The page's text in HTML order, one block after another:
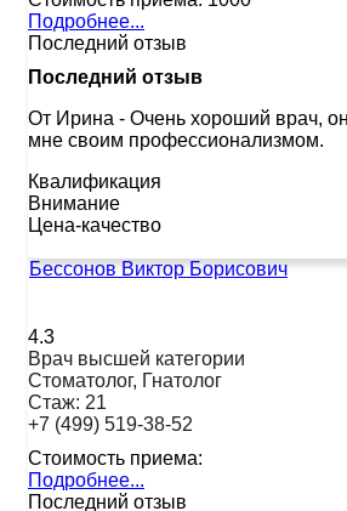
Подробнее...
Последний отзыв
Последний отзыв
От Ирина - Очень хороший врач,
мне своим профессионализмом.
Квалификация
Внимание
Цена-качество
Бессонов Виктор Борисович
4.3
Врач высшей категории
Стоматолог, Гнатолог
Стаж: 21
+7 (499) 519-38-52
Стоимость приема:
Подробнее...
Последний отзыв